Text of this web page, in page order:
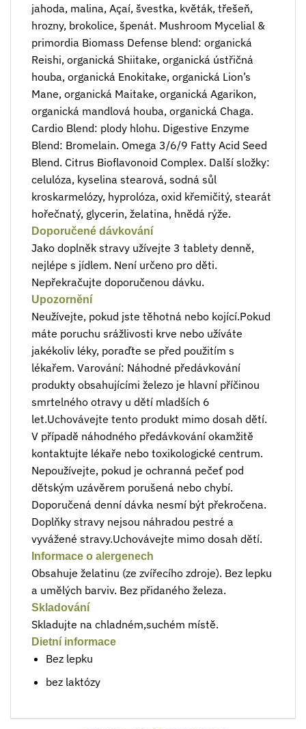
jahoda, malina, Açaí, švestka, květák, třešeň,
hrozny, brokolice, špenát. Mushroom Mycelial &
primordia Biomass Defense blend: organická
Reishi, organická Shiitake, organická ústřičná
houba, organická Enokitake, organická Lion’s
Mane, organická Maitake, organická Agarikon,
organická mandlová houba, organická Chaga.
Cardio Blend: plody hlohu. Digestive Enzyme
Blend: Bromelain. Omega 3/6/9 Fatty Acid Seed
Blend. Citrus Bioflavonoid Complex. Další složky:
celulóza, kyselina stearová, sodná sůl
kroskarmelózy, hyprolóza, oxid křemičitý, stearát
hořečnatý, glycerin, želatina, hnědá rýže.
Doporučené dávkování
Jako doplněk stravy užívejte 3 tablety denně,
nejlépe s jídlem. Není určeno pro děti.
Nepřekračujte doporučenou dávku.
Upozornění
Neužívejte, pokud jste těhotná nebo kojící.Pokud
máte poruchu srážlivosti krve nebo užíváte
jakékoliv léky, poraďte se před použitím s
lékařem. Varování: Náhodné předávkování
produkty obsahujícími železo je hlavní příčinou
smrtelného otravy u dětí mladších 6
let.Uchovávejte tento produkt mimo dosah dětí.
V případě náhodného předávkování okamžitě
kontaktujte lékaře nebo toxikologické centrum.
Nepoužívejte, pokud je ochranná pečeť pod
dětským uzávěrem porušená nebo chybí.
Doporučená denní dávka nesmí být překročena.
Doplňky stravy nejsou náhradou pestré a
vyvážené stravy.Uchovávejte mimo dosah dětí.
Informace o alergenech
Obsahuje želatinu (ze zvířecího zdroje). Bez lepku
a umělých barviv. Bez přidaného železa.
Skladování
Skladujte na chladném,suchém místě.
Dietní informace
Bez lepku
bez laktózy